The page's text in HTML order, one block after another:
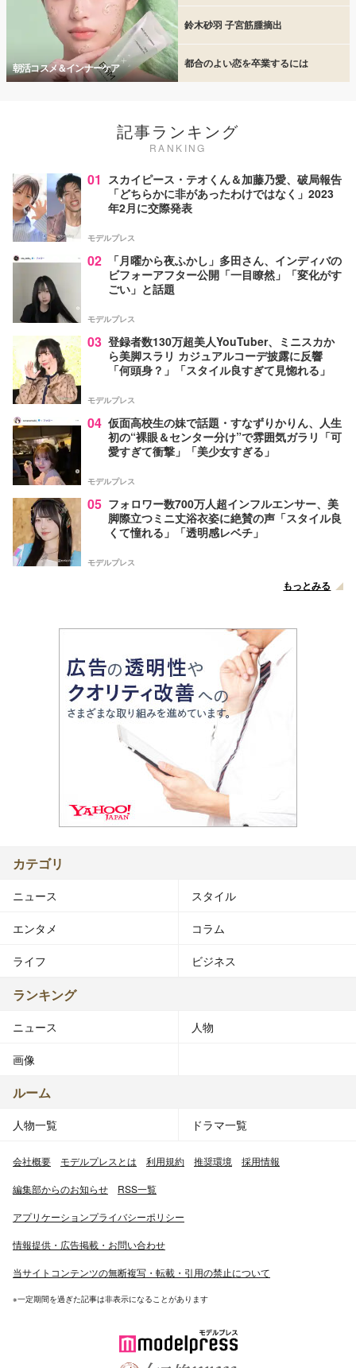
朝活コスメ＆インナーケア
鈴木砂羽 子宮筋腫摘出
都合のよい恋を卒業するには
記事ランキング
RANKING
01
スカイピース・テオくん＆加藤乃愛、破局報告
「どちらかに非があったわけではなく」2023
年2月に交際発表
モデルプレス
02
「月曜から夜ふかし」多田さん、インディバの
ビフォーアフター公開「一目瞭然」「変化がす
ごい」と話題
モデルプレス
03 登録者数130万超美人YouTuber、ミニスカか
ら美脚スラリ カジュアルコーデ披露に反響
「何頭身？」「スタイル良すぎて見惚れる」
モデルプレス
04 仮面高校生の妹で話題・すなずりかりん、人生
初の“裸眼＆センター分け”で雰囲気ガラリ「可
愛すぎて衝撃」「美少女すぎる」
モデルプレス
05 フォロワー数700万人超インフルエンサー、美
脚際立つミニ丈浴衣姿に絶賛の声「スタイル良
くて憧れる」「透明感レベチ」
モデルプレス
もっとみる
カテゴリ
ニュース スタイル
エンタメ コラム
ライフ ビジネス
ランキング
ニュース 人物
画像
ルーム
人物一覧 ドラマ一覧
会社概要 モデルプレスとは 利用規約 推奨環境 採用情報
編集部からのお知らせ RSS一覧
アプリケーションプライバシーポリシー
情報提供・広告掲載・お問い合わせ
当サイトコンテンツの無断複写・転載・引用の禁止について
※一定期間を過ぎた記事は非表示になることがあります